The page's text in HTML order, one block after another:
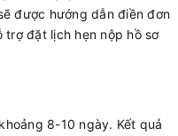
được hướng dẫn điền đơn
trợ đặt lịch hẹn nộp hồ sơ
8-10 ngày. Kết quả